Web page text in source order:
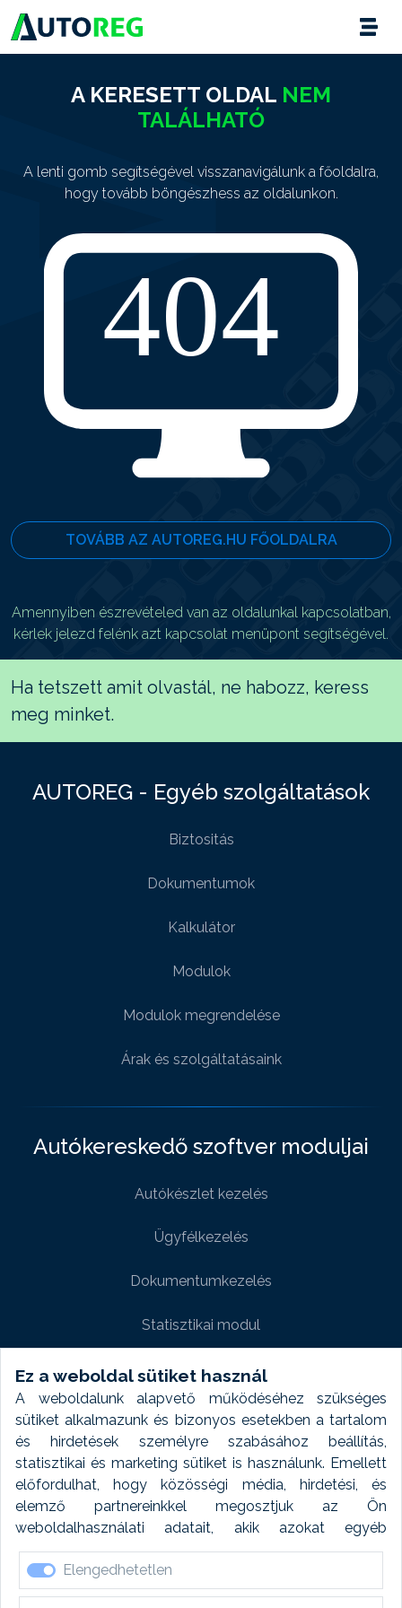
Ez a weboldal sütiket használ
A weboldalunk alapvető működéséhez szükséges
sütiket alkalmazunk és bizonyos esetekben a tartalom
és hirdetések személyre szabásához beállítás,
statisztikai és marketing sütiket is használunk. Emellett
előfordulhat, hogy közösségi média, hirdetési, és
elemző partnereinkkel megosztjuk az Ön
weboldalhasználati adatait, akik azokat egyéb
forrásokból gyűjtött adatokkal kombinálhatják. A sütik
elfogadásával kapcsolatosan naplózást végzünk és
ezen adatokat 6 hónap után automatikusan töröljük. A
Elengedhetetlen
A KERESETT OLDAL NEM
TALÁLHATÓ
A lenti gomb segítségével visszanavigálunk a főoldalra,
hogy tovább böngészhess az oldalunkon.
TOVÁBB AZ AUTOREG.HU FŐOLDALRA
Amennyiben észrevételed van az oldalunkal kapcsolatban,
kérlek jelezd felénk azt kapcsolat menüpont segítségével.
Ha tetszett amit olvastál, ne habozz, keress
meg minket.
AUTOREG - Egyéb szolgáltatások
Biztositás
Dokumentumok
Kalkulátor
Modulok
Modulok megrendelése
Árak és szolgáltatásaink
Autókereskedő szoftver moduljai
Autókészlet kezelés
Ügyfélkezelés
Dokumentumkezelés
Statisztikai modul
Weboldal modul
Fényképtár extra modul
Autómosó modul
Feladatütemezés